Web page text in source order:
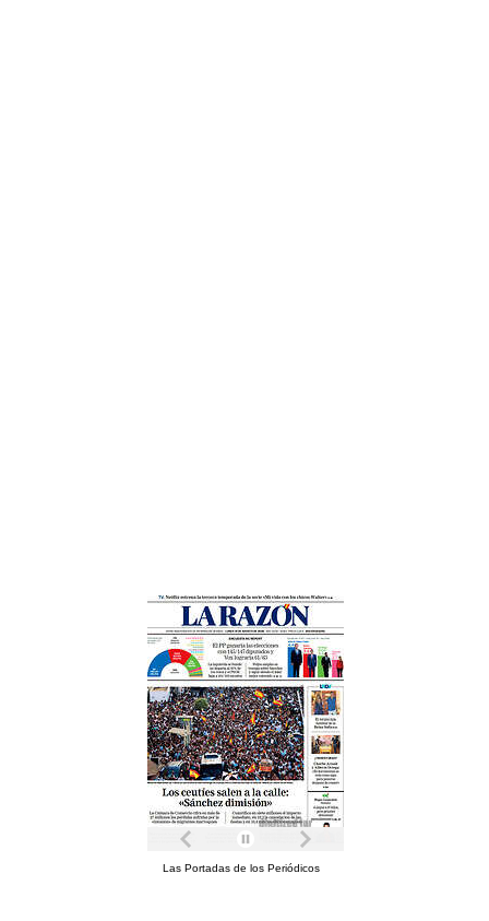
Las Portadas de los Periódicos